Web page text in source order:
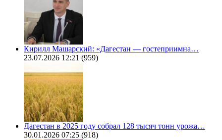
Кирилл Машарский: «Дагестан — гостеприимна…
23.07.2026 12:21 (959)
Дагестан в 2025 году собрал 128 тысяч тонн урожа…
30.01.2026 07:25 (918)